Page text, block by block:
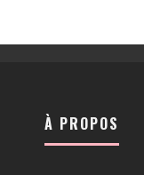
À PROPOS